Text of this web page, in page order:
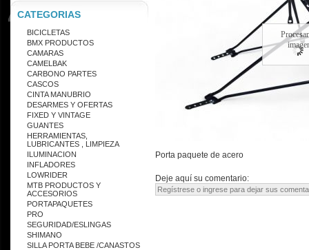
CATEGORIAS
BICICLETAS
BMX PRODUCTOS
CAMARAS
CAMELBAK
CARBONO PARTES
CASCOS
CINTA MANUBRIO
DESARMES Y OFERTAS
FIXED Y VINTAGE
GUANTES
HERRAMIENTAS,
LUBRICANTES , LIMPIEZA
ILUMINACION
INFLADORES
LOWRIDER
MTB PRODUCTOS Y
ACCESORIOS
PORTAPAQUETES
PRO
SEGURIDAD/ESLINGAS
SHIMANO
SILLA PORTA BEBE /CANASTOS
Porta paquete de acero
Deje aquí su comentario: